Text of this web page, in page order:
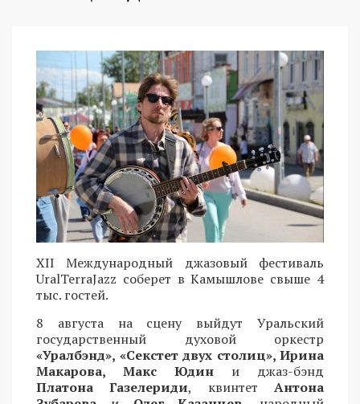
XII Международный джазовый фестиваль
UralTerraJazz соберет в Камышлове свыше 4
тыс. гостей.
8 августа на сцену выйдут Уральский
государственный духовой оркестр
«Уралбэнд», «Секстет двух столиц», Ирина
Макарова, Макс Юдин и джаз-бэнд
Платона Газелериди, квинтетАнтона